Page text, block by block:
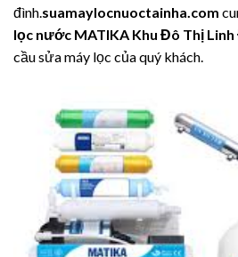
đình.suamaylocnuoctainha.com
lọc nước MATIKA Khu Đô Thị
cầu sửa máy lọc của quý khách.